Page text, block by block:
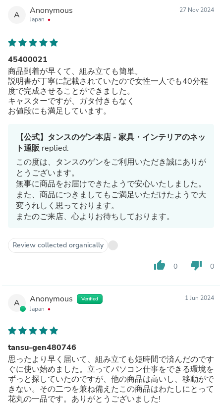
A Anonymous
Japan
27 Nov 2024
45400021
商品到着が早くて、組み立ても簡単。
説明書が丁寧に記載されていたので女性一人でも40分程
度で完成させることができました。
キャスターですが、ガタ付きもなく
お値段にも満足しています。
【公式】タンスのゲン本店 - 家具・インテリアのネッ
ト通販replied:
この度は、タンスのゲンをご利用いただき誠にありが
とうございます。
無事に商品をお届けできたようで安心いたしました。
また、商品につきましてもご満足いただけたようで大
変うれしく思っております。
またのご来店、心よりお待ちしております。
Review collected organically
thumb_up 0 thumb_down 0
A Anonymous Verified
Japan
1 Jun 2024
tansu-gen480746
思ったより早く届いて、組み立ても短時間で済んだのです
ぐに使い始めました。立ってパソコン仕事をできる環境を
ずっと探していたのですが、他の商品は高いし、移動がで
きない。その二つを兼ね備えたこの商品はわたしにとって
花丸の一品です。ありがとうございました!